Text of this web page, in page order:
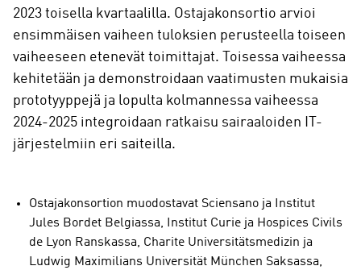
2023 toisella kvartaalilla. Ostajakonsortio arvioi
ensimmäisen vaiheen tuloksien perusteella toiseen
vaiheeseen etenevät toimittajat. Toisessa vaiheessa
kehitetään ja demonstroidaan vaatimusten mukaisia
prototyyppejä ja lopulta kolmannessa vaiheessa
2024-2025 integroidaan ratkaisu sairaaloiden IT-
järjestelmiin eri saiteilla.
Ostajakonsortion muodostavat Sciensano ja Institut
Jules Bordet Belgiassa, Institut Curie ja Hospices Civils
de Lyon Ranskassa, Charite Universitätsmedizin ja
Ludwig Maximilians Universität München Saksassa,